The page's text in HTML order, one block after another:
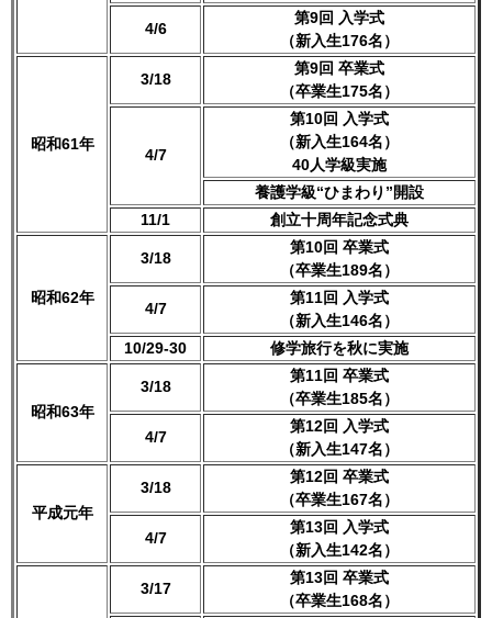
4/6
第9回 入学式
（新入生176名）
昭和61年
3/18
第9回 卒業式
（卒業生175名）
4/7
第10回 入学式
（新入生164名）
40人学級実施
養護学級“ひまわり”開設
11/1
創立十周年記念式典
昭和62年
3/18
第10回 卒業式
（卒業生189名）
4/7
第11回 入学式
（新入生146名）
10/29-30
修学旅行を秋に実施
昭和63年
3/18
第11回 卒業式
（卒業生185名）
4/7
第12回 入学式
（新入生147名）
平成元年
3/18
第12回 卒業式
（卒業生167名）
4/7
第13回 入学式
（新入生142名）
3/17
第13回 卒業式
（卒業生168名）